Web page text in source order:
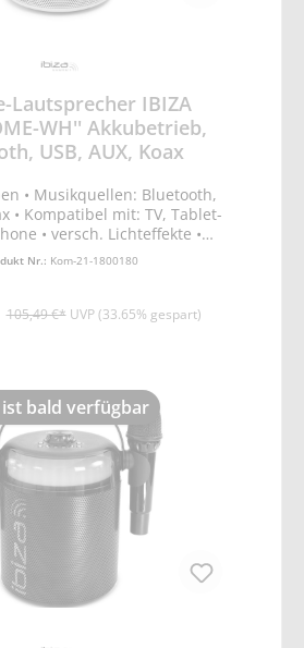
Lautsprecher IBIZA
WH'' Akkubetrieb,
USB, AUX, Koax
• Musikquellen: Bluetooth,
• Kompatibel mit: TV, Tablet-
• versch. Lichteffekte •
mit Echo und Reverb • 5
5V 2A via USB-C lead •
BT: 3.98dBm
Nr.: Kom-21-1800180
105,49 €* UVP (33.65% gespart)
bald verfügbar